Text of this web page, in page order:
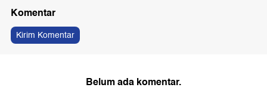
Komentar
Kirim Komentar
Belum ada komentar.